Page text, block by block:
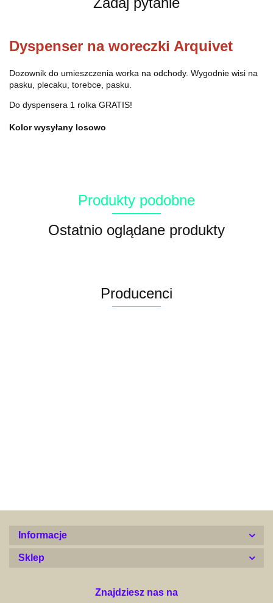
Dyspenser na woreczki Arquivet
Dozownik do umieszczenia worka na odchody. Wygodnie wisi na
pasku, plecaku, torebce, pasku.
Do dyspensera 1 rolka GRATIS!
Kolor wysyłany losowo
Produkty podobne
Ostatnio oglądane produkty
Producenci
Informacje
Sklep
Znajdziesz nas na